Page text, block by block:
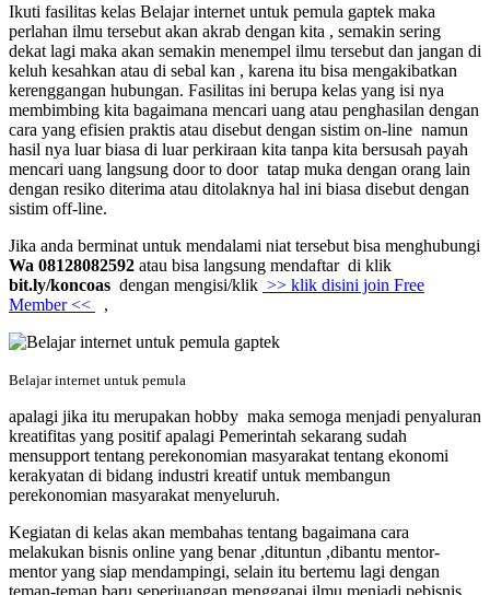
Ikuti fasilitas kelas Belajar internet untuk pemula gaptek maka
perlahan ilmu tersebut akan akrab dengan kita , semakin sering
dekat lagi maka akan semakin menempel ilmu tersebut dan jangan di
keluh kesahkan atau di sebal kan , karena itu bisa mengakibatkan
kerenggangan hubungan. Fasilitas ini berupa kelas yang isi nya
membimbing kita bagaimana mencari uang atau penghasilan dengan
cara yang efisien praktis atau disebut dengan sistim on-line namun
hasil nya luar biasa di luar perkiraan kita tanpa kita bersusah payah
mencari uang langsung door to door tatap muka dengan orang lain
dengan resiko diterima atau ditolaknya hal ini biasa disebut dengan
sistim off-line.
Jika anda berminat untuk mendalami niat tersebut bisa menghubungi
Wa 08128082592 atau bisa langsung mendaftar di klik
bit.ly/koncoas dengan mengisi/klik >> klik disini join Free
Member <<
,
Belajar internet untuk pemula
apalagi jika itu merupakan hobby maka semoga menjadi penyaluran
kreatifitas yang positif apalagi Pemerintah sekarang sudah
mensupport tentang perekonomian masyarakat tentang ekonomi
kerakyatan di bidang industri kreatif untuk membangun
perekonomian masyarakat menyeluruh.
Kegiatan di kelas akan membahas tentang bagaimana cara
melakukan bisnis online yang benar ,dituntun ,dibantu mentor-
mentor yang siap mendampingi, selain itu bertemu lagi dengan
teman-teman baru seperjuangan menggapai ilmu menjadi pebisnis